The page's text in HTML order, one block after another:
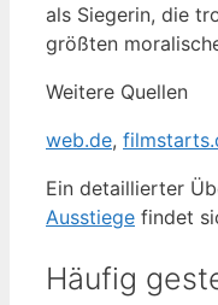
als Siegerin, die
größten
Weitere Quellen
web.de,
Ein detaillierter
Ausstiege findet
Häufig